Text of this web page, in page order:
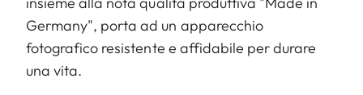
Germany", porta ad un apparecchio
fotografico resistente e affidabile per durare
una vita.